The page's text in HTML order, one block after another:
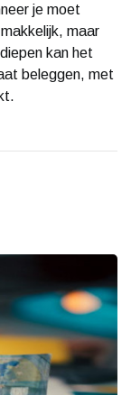
je moet
maar
kan het
beleggen, met